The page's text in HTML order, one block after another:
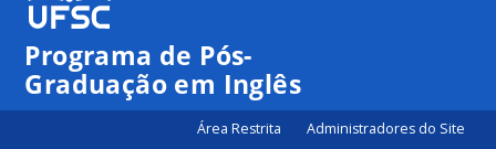
Programa de Pós-
Graduação em Inglês
Área Restrita Administradores do Site